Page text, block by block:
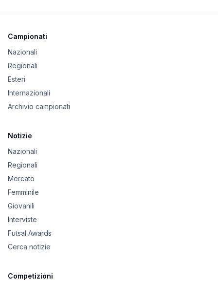
Campionati
Nazionali
Regionali
Esteri
Internazionali
Archivio campionati
Notizie
Nazionali
Regionali
Mercato
Femminile
Giovanili
Interviste
Futsal Awards
Cerca notizie
Competizioni